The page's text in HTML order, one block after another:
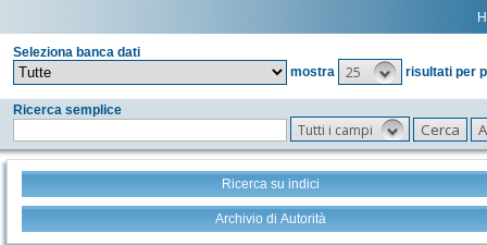
Seleziona banca dati
mostra
25 risultati per
Ricerca semplice
Tutti i campi
Ricerca su indici
Archivio di Autorità
Stampa - Email - Export Tutto +